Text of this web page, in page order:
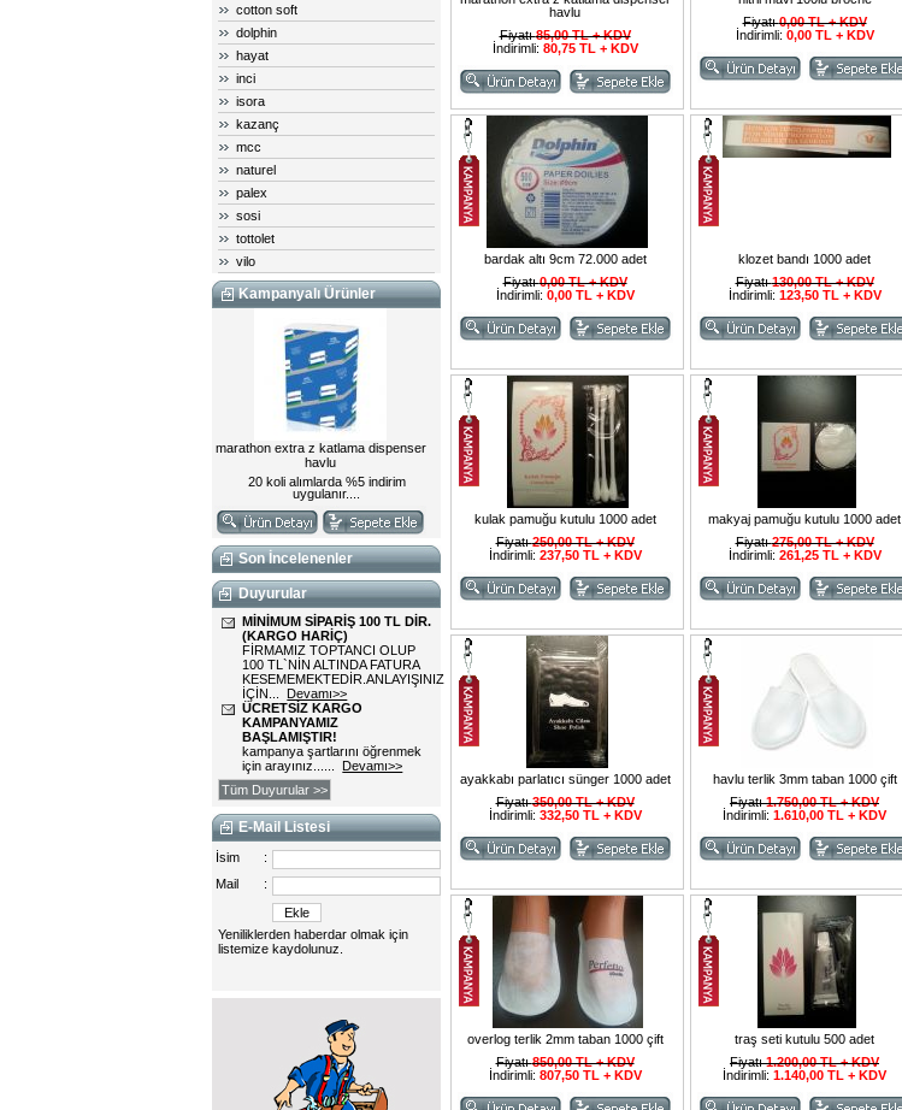
cotton soft
dolphin
hayat
inci
isora
kazanç
mcc
naturel
palex
sosi
tottolet
vilo
Kampanyalı Ürünler
Son İncelenenler
Duyurular
MİNİMUM SİPARİŞ 100 TL DİR.
(KARGO HARİÇ)
FİRMAMIZ TOPTANCI OLUP
100 TL`NİN ALTINDA FATURA
KESEMEMEKTEDİR.ANLAYIŞINIZ
İÇİN... Devamı>>
ÜCRETSİZ KARGO
KAMPANYAMIZ
BAŞLAMIŞTIR!
kampanya şartlarını öğrenmek
için arayınız...... Devamı>>
Tüm Duyurular >>
E-Mail Listesi
İsim
:
Mail
:
Yeniliklerden haberdar olmak için
listemize kaydolunuz.
havlu
Fiyatı85,00 TL + KDV
İndirimli: 80,75 TL + KDV
Fiyatı0,00 TL + KDV
İndirimli: 0,00 TL + KDV
bardak altı 9cm 72.000 adet
Fiyatı0,00 TL + KDV
İndirimli: 0,00 TL + KDV
klozet bandı 1000 adet
Fiyatı130,00 TL + KDV
İndirimli: 123,50 TL + KDV
kulak pamuğu kutulu 1000 adet
Fiyatı250,00 TL + KDV
İndirimli: 237,50 TL + KDV
makyaj pamuğu kutulu 1000 adet
Fiyatı275,00 TL + KDV
İndirimli: 261,25 TL + KDV
ayakkabı parlatıcı sünger 1000 adet
Fiyatı350,00 TL + KDV
İndirimli: 332,50 TL + KDV
havlu terlik 3mm taban 1000 çift
Fiyatı1.750,00 TL + KDV
İndirimli: 1.610,00 TL + KDV
overlog terlik 2mm taban 1000 çift
Fiyatı850,00 TL + KDV
İndirimli: 807,50 TL + KDV
traş seti kutulu 500 adet
Fiyatı1.200,00 TL + KDV
İndirimli: 1.140,00 TL + KDV